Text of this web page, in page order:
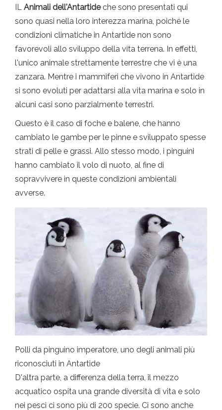
IL Animali dell'Antartideche sono presentati qui
sono quasi nella loro interezza marina, poiché le
condizioni climatiche in Antartide non sono
favorevoli allo sviluppo della vita terrena. In effetti,
l'unico animale strettamente terrestre che vi è una
zanzara. Mentre i mammiferi che vivono in Antartide
si sono evoluti per adattarsi alla vita marina e solo in
alcuni casi sono parzialmente terrestri.
Questo è il caso di foche e balene, che hanno
cambiato le gambe per le pinne e sviluppato spesse
strati di pelle e grassi. Allo stesso modo, i pinguini
hanno cambiato il volo di nuoto, al fine di
sopravvivere in queste condizioni ambientali
avverse.
Polli da pinguino imperatore, uno degli animali più
riconosciuti in Antartide
D'altra parte, a differenza della terra, il mezzo
acquatico ospita una grande diversità di vita e solo
nei pesci ci sono più di 200 specie. Ci sono anche